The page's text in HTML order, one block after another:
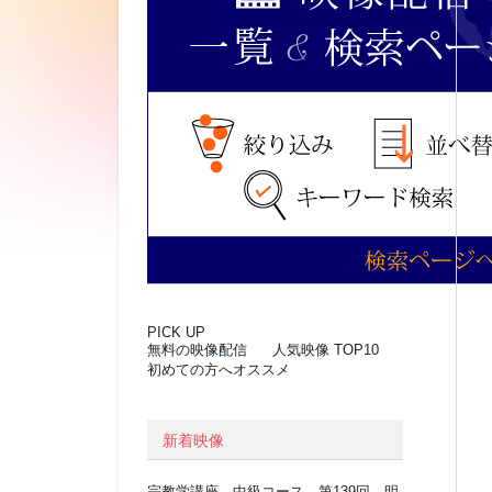
PICK UP
無料の映像配信
人気映像 TOP10
初めての方へオススメ
新着映像